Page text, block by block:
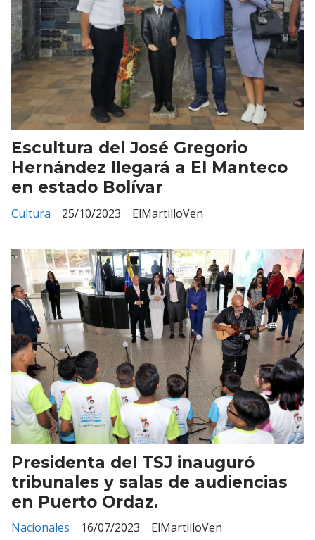
Escultura del José Gregorio
Hernández llegará a El Manteco
en estado Bolívar
ElMartilloVen
Cultura 25/10/2023
Presidenta del TSJ inauguró
tribunales y salas de audiencias
en Puerto Ordaz.
ElMartilloVen
Nacionales 16/07/2023